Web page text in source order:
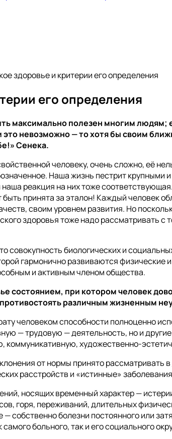
здоровье и критерии его определения
его определения
максимально полезен многим людям;
невозможно — то хотя бы своим
Сенека.
человеку, очень сложно, её
Наша жизнь пестрит крупными
реакция на них тоже
принята за эталон! Каждый человек
своим уровнем развития. Но
здоровья тоже надо рассматривать с
совокупность биологических и
гармонично развиваются физические
и активным членом общества.
состоянием, при котором человек
различным жизненным
человеком способности полноценно
— трудовую — деятельность, но и
художественно-
от нормы принято рассматривать в
расстройств и «истинные»
носящих временный характер —
горя, переживаний, длительных
собственно болезни постоянного или
больного, так и его социального